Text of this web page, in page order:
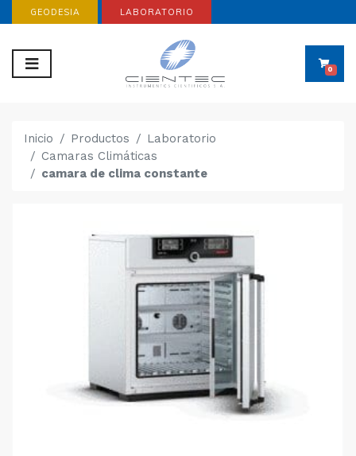
GEODESIA LABORATORIO
0
Inicio Productos
Laboratorio
Camaras Climáticas
camara de clima constante